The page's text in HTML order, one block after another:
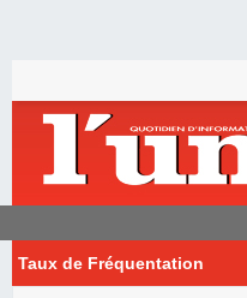
Taux de Fréquentation